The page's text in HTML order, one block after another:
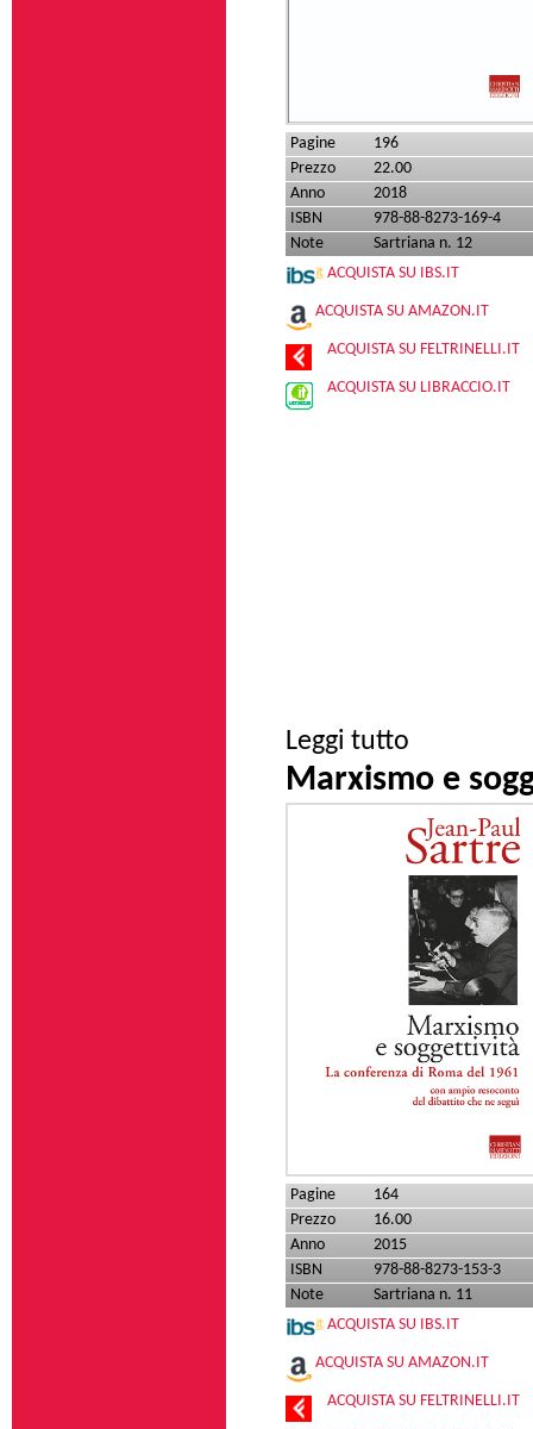
Pagine
196
Prezzo
22.00
Anno
2018
ISBN
978-88-8273-169-4
Note
Sartriana n. 12
ACQUISTA SU IBS.IT
ACQUISTA SU AMAZON.IT
ACQUISTA SU FELTRINELLI.IT
ACQUISTA SU LIBRACCIO.IT
Leggi tutto
Marxismo e
Pagine
164
Prezzo
16.00
Anno
2015
ISBN
978-88-8273-153-3
Note
Sartriana n. 11
ACQUISTA SU IBS.IT
ACQUISTA SU AMAZON.IT
ACQUISTA SU FELTRINELLI.IT